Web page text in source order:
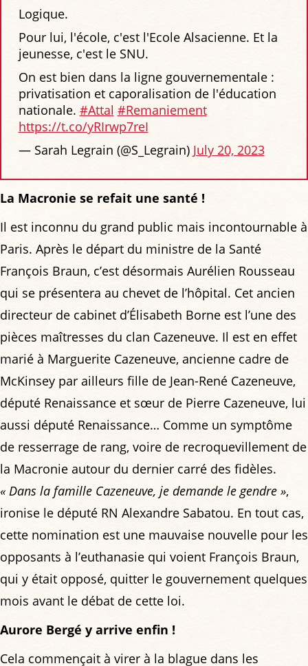
Logique.
Pour lui, l'école, c'est l'Ecole Alsacienne. Et la
jeunesse, c'est le SNU.
On est bien dans la ligne gouvernementale :
privatisation et caporalisation de l'éducation
nationale. #Attal #Remaniement
https://t.co/yRIrwp7reI
— Sarah Legrain (@S_Legrain) July 20, 2023
La Macronie se refait une santé !
Il est inconnu du grand public mais incontournable à
Paris. Après le départ du ministre de la Santé
François Braun, c’est désormais Aurélien Rousseau
qui se présentera au chevet de l’hôpital. Cet ancien
directeur de cabinet d’Élisabeth Borne est l’une des
pièces maîtresses du clan Cazeneuve. Il est en effet
marié à Marguerite Cazeneuve, ancienne cadre de
McKinsey par ailleurs fille de Jean-René Cazeneuve,
député Renaissance et sœur de Pierre Cazeneuve, lui
aussi député Renaissance… Comme un symptôme
de resserrage de rang, voire de recroquevillement de
la Macronie autour du dernier carré des fidèles.
« Dans la famille Cazeneuve, je demande le gendre »,
ironise le député RN Alexandre Sabatou. En tout cas,
cette nomination est une mauvaise nouvelle pour les
opposants à l’euthanasie qui voient François Braun,
qui y était opposé, quitter le gouvernement quelques
mois avant le débat de cette loi.
Aurore Bergé y arrive enfin !
Cela commençait à virer à la blague dans les